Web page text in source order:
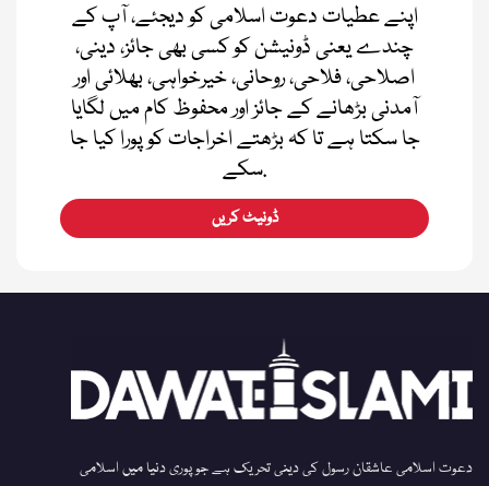
اپنے عطیات دعوت اسلامی کو دیجئے، آپ کے
چندے یعنی ڈونیشن کو کسی بھی جائز، دینی،
اصلاحی، فلاحی، روحانی، خیرخواہی، بھلائی اور
آمدنی بڑھانے کے جائز اور محفوظ کام میں لگایا
جا سکتا ہے تا کہ بڑھتے اخراجات کو پورا کیا جا
سکے.
ڈونیٹ کریں
دعوت اسلامی عاشقان رسول کی دینی تحریک ہے جو پوری دنیا میں اسلامی